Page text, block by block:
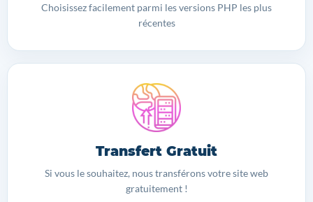
Choisissez facilement parmi les versions PHP les plus
récentes
Transfert Gratuit
Si vous le souhaitez, nous transférons votre site web
gratuitement !